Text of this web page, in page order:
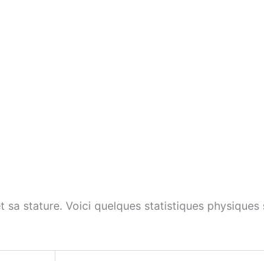
stature. Voici quelques statistiques